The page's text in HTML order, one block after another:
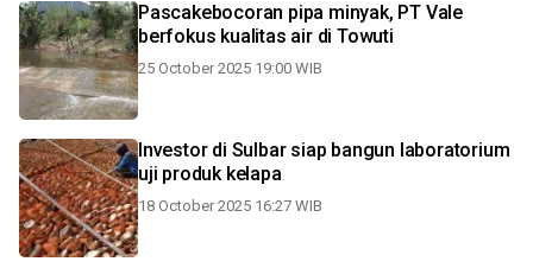
Pascakebocoran pipa minyak, PT Vale
berfokus kualitas air di Towuti
25 October 2025 19:00 WIB
Investor di Sulbar siap bangun laboratorium
uji produk kelapa
18 October 2025 16:27 WIB